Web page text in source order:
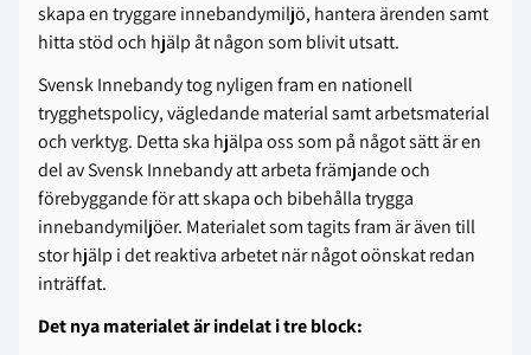
skapa en tryggare innebandymiljö, hantera ärenden samt
hitta stöd och hjälp åt någon som blivit utsatt.
Svensk Innebandy tog nyligen fram en nationell
trygghetspolicy, vägledande material samt arbetsmaterial
och verktyg. Detta ska hjälpa oss som på något sätt är en
del av Svensk Innebandy att arbeta främjande och
förebyggande för att skapa och bibehålla trygga
innebandymiljöer. Materialet som tagits fram är även till
stor hjälp i det reaktiva arbetet när något oönskat redan
inträffat.
Det nya materialet är indelat i tre block: